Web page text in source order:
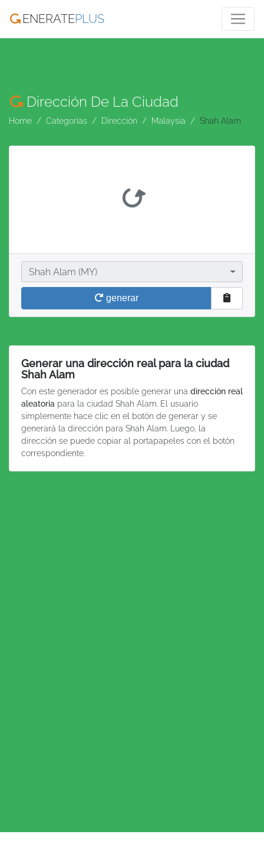
ENERATEPLUS
Dirección De La Ciudad
Home Categorías Dirección Malaysia Shah Alam
Ciudad
Shah Alam (MY)
generar
Generar una dirección real para la ciudad
Shah Alam
Con este generador es posible generar una dirección real
aleatoria para la ciudad Shah Alam. El usuario
simplemente hace clic en el botón de generar y se
generará la dirección para Shah Alam. Luego, la
dirección se puede copiar al portapapeles con el botón
correspondiente.